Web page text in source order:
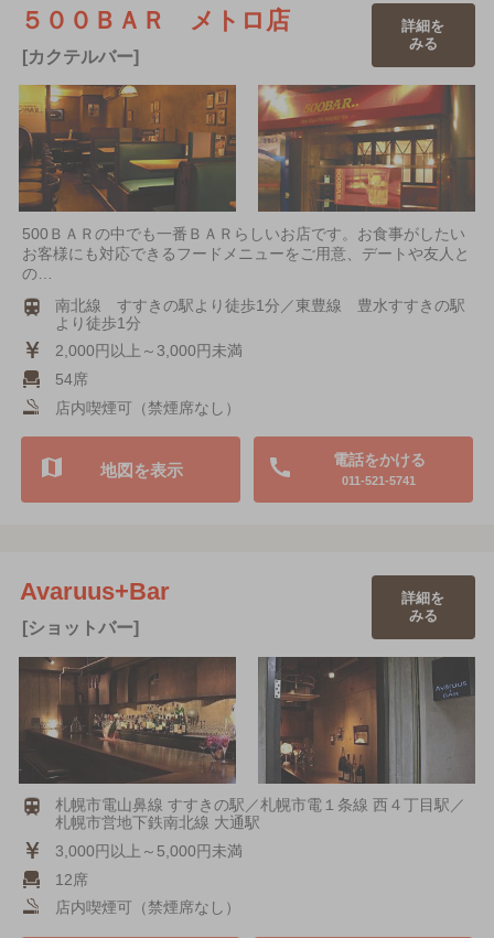
５００ＢＡＲ メトロ店
[カクテルバー]
詳細を
みる
500ＢＡＲの中でも一番ＢＡＲらしいお店です。お食事がしたい
お客様にも対応できるフードメニューをご用意、デートや友人と
の…
南北線 すすきの駅より徒歩1分／東豊線 豊水すすきの駅
より徒歩1分
2,000円以上～3,000円未満
54席
店内喫煙可（禁煙席なし）
電話をかける
011-521-5741
地図を表示
Avaruus+Bar
[ショットバー]
詳細を
みる
札幌市電山鼻線 すすきの駅／札幌市電１条線 西４丁目駅／
札幌市営地下鉄南北線 大通駅
3,000円以上～5,000円未満
12席
店内喫煙可（禁煙席なし）